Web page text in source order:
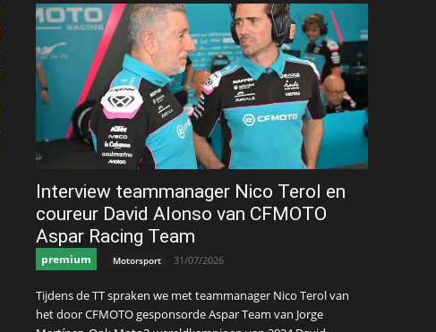
Interview teammanager Nico Terol en
coureur David Alonso van CFMOTO
Aspar Racing Team
premium Motorsport 31/07/2026
Tijdens de TT spraken we met teammanager Nico Terol van
het door CFMOTO gesponsorde Aspar Team van Jorge